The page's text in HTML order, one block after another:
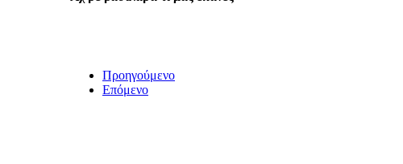
Προηγούμενο
Επόμενο